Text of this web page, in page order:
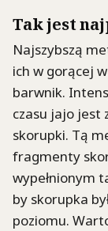
Tak jest
Najszybszą
ich w gorącej
barwnik.
czasu jajo jest
skorupki. Tą
fragmenty
wypełnionym
by skorupka
poziomu.